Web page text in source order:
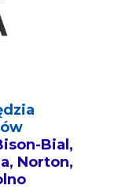
Bial,
Norton,